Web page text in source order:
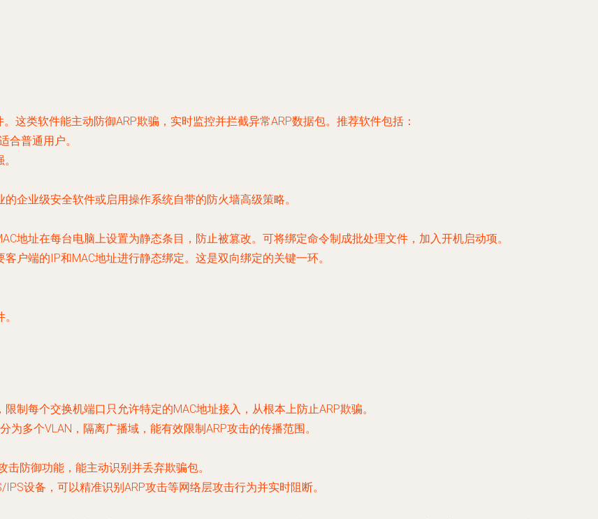
这类软件能主动防御ARP欺骗，实时监控并拦截异常ARP数据包。推荐软件包括：
合普通用户。
企业级安全软件或启用操作系统自带的防火墙高级策略。
地址在每台电脑上设置为静态条目，防止被篡改。可将绑定命令制成批处理文件，加入开机启动项。
户端的IP和MAC地址进行静态绑定。这是双向绑定的关键一环。
限制每个交换机端口只允许特定的MAC地址接入，从根本上防止ARP欺骗。
为多个VLAN，隔离广播域，能有效限制ARP攻击的传播范围。
击防御功能，能主动识别并丢弃欺骗包。
IPS设备，可以精准识别ARP攻击等网络层攻击行为并实时阻断。